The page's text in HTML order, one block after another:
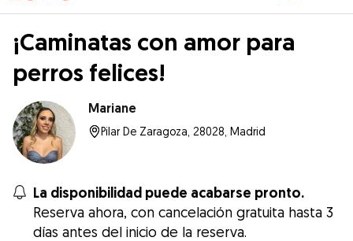
¡Caminatas con amor para
perros felices!
Mariane
Pilar De Zaragoza, 28028, Madrid
La disponibilidad puede acabarse pronto.
Reserva ahora, con cancelación gratuita hasta 3
días antes del inicio de la reserva.